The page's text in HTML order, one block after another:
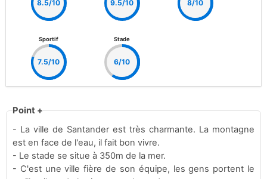
8.5/10 9.5/10 8/10
Sportif
7.5/10
Stade
6/10
Point +
- La ville de Santander est très charmante. La montagne
est en face de l'eau, il fait bon vivre.
- Le stade se situe à 350m de la mer.
- C'est une ville fière de son équipe, les gens portent le